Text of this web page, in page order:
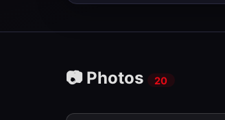
📷 Photos 20